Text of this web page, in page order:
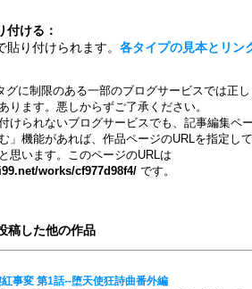
付ける：
り付けられます。 各タイプの見本とリン
グに制限のある一部のブログサービスでは正
ります。悪しからずご了承ください。
けられないブログサービスでも、記事編集ペ
」機能があれば、作品ページのURLを指定し
思います。このページのURLは
works/cf977d98f4/ です。
稿した他の作品
事変 第1話--堕天使狂詩曲番外編